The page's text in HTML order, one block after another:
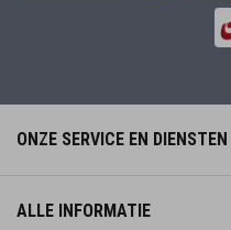
ONZE SERVICE EN DIENSTEN
ALLE INFORMATIE